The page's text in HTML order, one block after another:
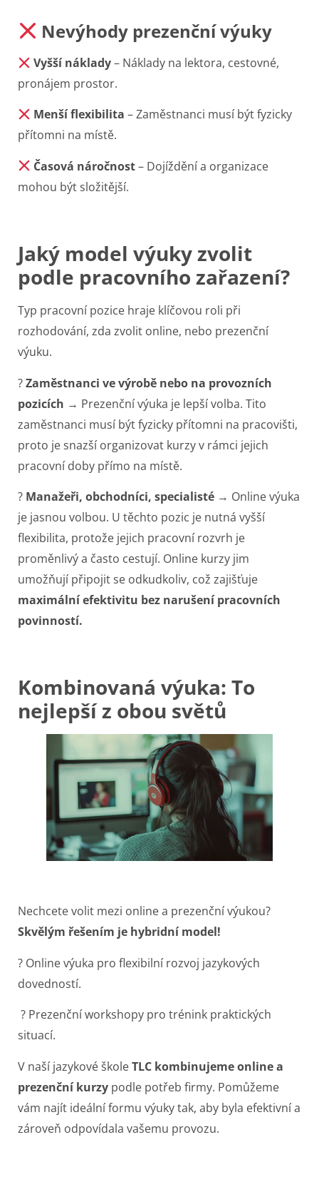
Nevýhody prezenční výuky
Vyšší náklady– Náklady na lektora, cestovné,
pronájem prostor.
Menší flexibilita – Zaměstnanci musí být fyzicky
přítomni na místě.
Časová náročnost– Dojíždění a organizace
mohou být složitější.
Jaký model výuky zvolit
podle pracovního zařazení?
Typ pracovní pozice hraje klíčovou roli při
rozhodování, zda zvolit online, nebo prezenční
výuku.
?Zaměstnanci ve výrobě nebo na provozních
pozicích → Prezenční výuka je lepší volba. Tito
zaměstnanci musí být fyzicky přítomni na pracovišti,
proto je snazší organizovat kurzy v rámci jejich
pracovní doby přímo na místě.
? Manažeři, obchodníci, specialisté → Online výuka
je jasnou volbou. U těchto pozic je nutná vyšší
flexibilita, protože jejich pracovní rozvrh je
proměnlivý a často cestují. Online kurzy jim
umožňují připojit se odkudkoliv, což zajišťuje
maximální efektivitu bez narušení pracovních
povinností.
Kombinovaná výuka: To
nejlepší z obou světů
Nechcete volit mezi online a prezenční výukou?
Skvělým řešením je hybridní model!
? Online výuka pro flexibilní rozvoj jazykových
dovedností.
? Prezenční workshopy pro trénink praktických
situací.
V naší jazykové školeTLC kombinujeme online a
prezenční kurzy podle potřeb firmy. Pomůžeme
vám najít ideální formu výuky tak, aby byla efektivní a
zároveň odpovídala vašemu provozu.